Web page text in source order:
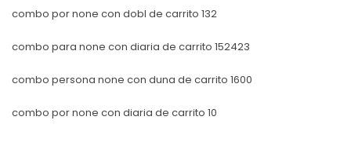
combo por none con dobl de carrito 132
combo para none con diaria de carrito 152423
combo persona none con duna de carrito 1600
combo por none con diaria de carrito 10